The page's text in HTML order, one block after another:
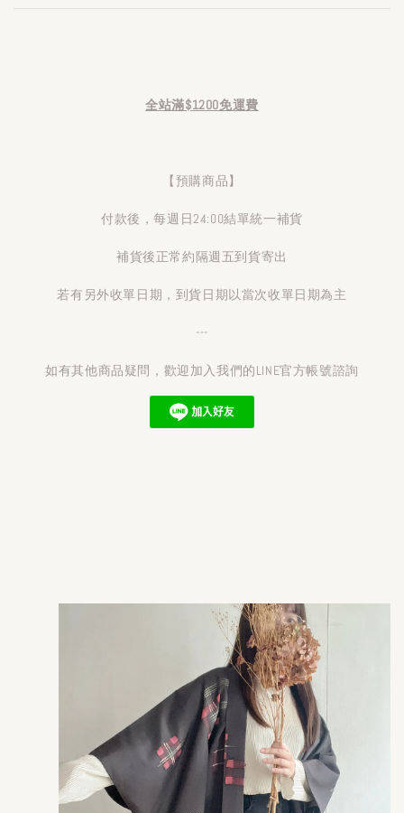
全站滿$1200免運費
【預購商品】
付款後，每週日24:00結單統一補貨
補貨後正常約隔週五到貨寄出
若有另外收單日期，到貨日期以當次收單日期為主
---
如有其他商品疑問，歡迎加入我們的LINE官方帳號諮詢